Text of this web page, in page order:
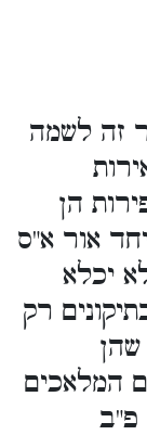
זה לשמה
הן
אור א"ס
יכלא
רק
שהן
המלאכים
פ"ב